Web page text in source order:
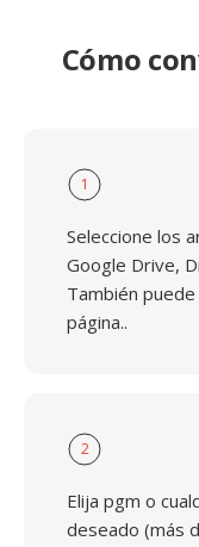
Cómo
1
Seleccione los
Google Drive,
También
página..
2
Elija pgm o
deseado (más